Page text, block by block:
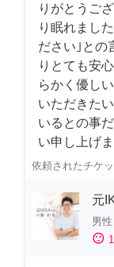
りがとうご
り眠れまし
ださい｣との
りとても安
らかく優し
いただきた
いるとの事
い申し上げま
依頼されたチケッ
元
男性
sentiment_satisfied